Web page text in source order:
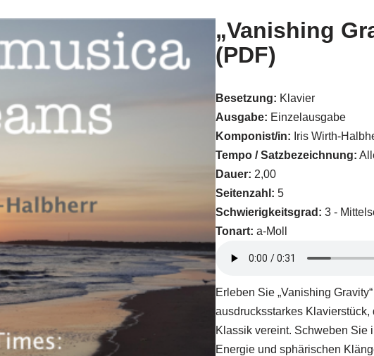
„Vanishing
(PDF)
Besetzung: Klavier
Ausgabe: Einzelausgabe
Komponist/in: Iris Wirth-
Tempo / Satzbezeichnung:
Dauer: 2,00
Seitenzahl: 5
Schwierigkeitsgrad: 3 -
Tonart: a-Moll
Erleben Sie „Vanishing
ausdrucksstarkes
Klassik vereint. Schweben Sie
Energie und sphärischen